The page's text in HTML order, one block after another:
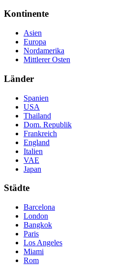
Kontinente
Asien
Europa
Nordamerika
Mittlerer Osten
Länder
Spanien
USA
Thailand
Dom. Republik
Frankreich
England
Italien
VAE
Japan
Städte
Barcelona
London
Bangkok
Paris
Los Angeles
Miami
Rom